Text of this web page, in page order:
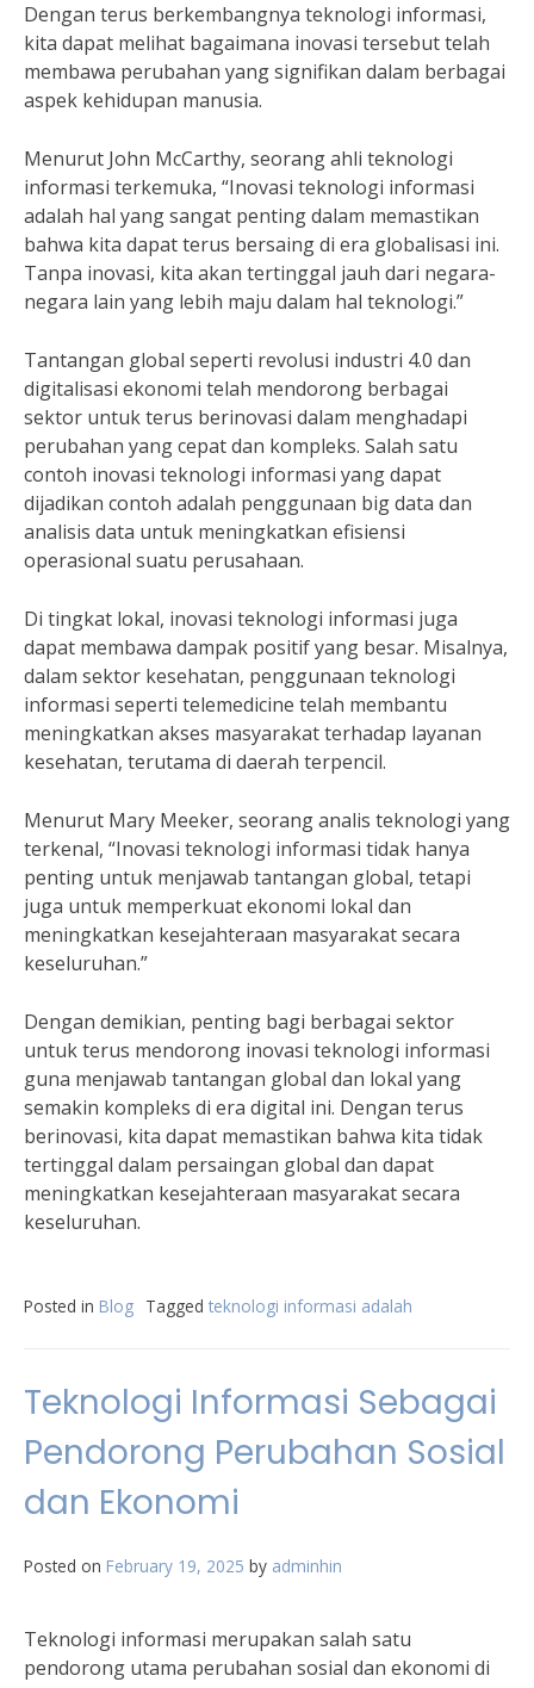
Dengan terus berkembangnya teknologi informasi,
kita dapat melihat bagaimana inovasi tersebut telah
membawa perubahan yang signifikan dalam berbagai
aspek kehidupan manusia.
Menurut John McCarthy, seorang ahli teknologi
informasi terkemuka, “Inovasi teknologi informasi
adalah hal yang sangat penting dalam memastikan
bahwa kita dapat terus bersaing di era globalisasi ini.
Tanpa inovasi, kita akan tertinggal jauh dari negara-
negara lain yang lebih maju dalam hal teknologi.”
Tantangan global seperti revolusi industri 4.0 dan
digitalisasi ekonomi telah mendorong berbagai
sektor untuk terus berinovasi dalam menghadapi
perubahan yang cepat dan kompleks. Salah satu
contoh inovasi teknologi informasi yang dapat
dijadikan contoh adalah penggunaan big data dan
analisis data untuk meningkatkan efisiensi
operasional suatu perusahaan.
Di tingkat lokal, inovasi teknologi informasi juga
dapat membawa dampak positif yang besar. Misalnya,
dalam sektor kesehatan, penggunaan teknologi
informasi seperti telemedicine telah membantu
meningkatkan akses masyarakat terhadap layanan
kesehatan, terutama di daerah terpencil.
Menurut Mary Meeker, seorang analis teknologi yang
terkenal, “Inovasi teknologi informasi tidak hanya
penting untuk menjawab tantangan global, tetapi
juga untuk memperkuat ekonomi lokal dan
meningkatkan kesejahteraan masyarakat secara
keseluruhan.”
Dengan demikian, penting bagi berbagai sektor
untuk terus mendorong inovasi teknologi informasi
guna menjawab tantangan global dan lokal yang
semakin kompleks di era digital ini. Dengan terus
berinovasi, kita dapat memastikan bahwa kita tidak
tertinggal dalam persaingan global dan dapat
meningkatkan kesejahteraan masyarakat secara
keseluruhan.
Posted in Blog Tagged teknologi informasi adalah
Teknologi Informasi Sebagai
Pendorong Perubahan Sosial
dan Ekonomi
Posted on February 19, 2025 by adminhin
Teknologi informasi merupakan salah satu
pendorong utama perubahan sosial dan ekonomi di